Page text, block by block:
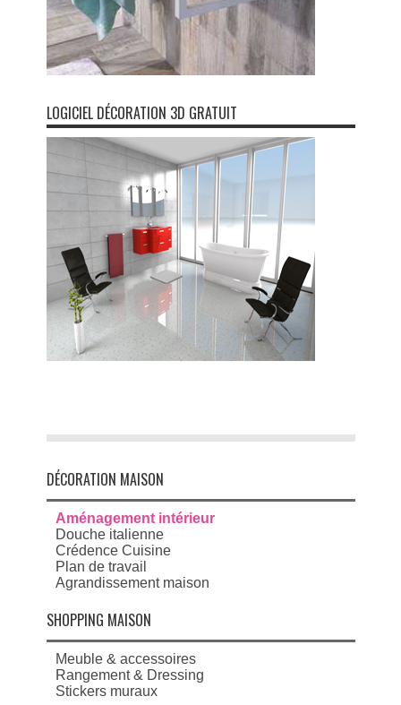
LOGICIEL DÉCORATION 3D GRATUIT
DÉCORATION MAISON
Aménagement intérieur
Douche italienne
Crédence Cuisine
Plan de travail
Agrandissement maison
SHOPPING MAISON
Meuble & accessoires
Rangement & Dressing
Stickers muraux